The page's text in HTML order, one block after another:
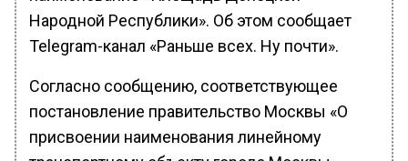
Народной Республики». Об этом сообщает
Telegram-канал «Раньше всех. Ну почти».
Согласно сообщению, соответствующее
постановление правительство Москвы «О
присвоении наименования линейному